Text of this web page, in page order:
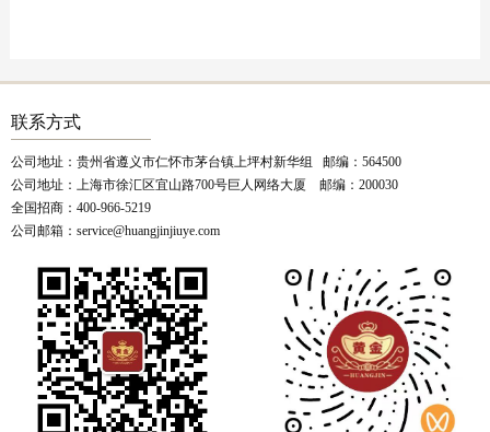
联系方式
公司地址：贵州省遵义市仁怀市茅台镇上坪村新华组 邮编：564500
公司地址：上海市徐汇区宜山路700号巨人网络大厦 邮编：200030
全国招商：400-966-5219
公司邮箱：service@huangjinjiuye.com